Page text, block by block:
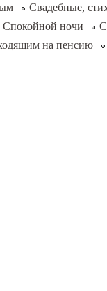
Свадебные,
Спокойной ночи
на пенсию